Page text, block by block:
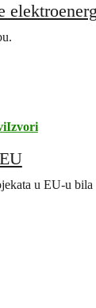
u EU-u